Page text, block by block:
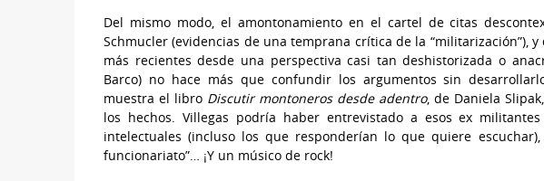
Del mismo modo, el amontonamiento en el cartel de citas
Schmucler (evidencias de una temprana crítica de la “militarización”),
más recientes desde una perspectiva casi tan deshistorizada o
Barco) no hace más que confundir los argumentos sin
muestra el libro Discutir montoneros desde adentro, de Daniela
los hechos. Villegas podría haber entrevistado a esos ex
intelectuales (incluso los que responderían lo que quiere
funcionariato”… ¡Y un músico de rock!